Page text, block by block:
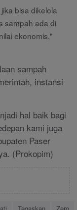
bisa dikelola
sampah ada di
ekonomis,"
sampah
instansi
hal baik bagi
kami juga
Paser
(Prokopim)
Tegaskan Zero